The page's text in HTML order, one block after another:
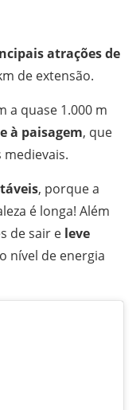
atrações de
de extensão.
a quase 1.000 m
à paisagem, que
, porque a
é longa! Além
de sair e leve
nível de energia